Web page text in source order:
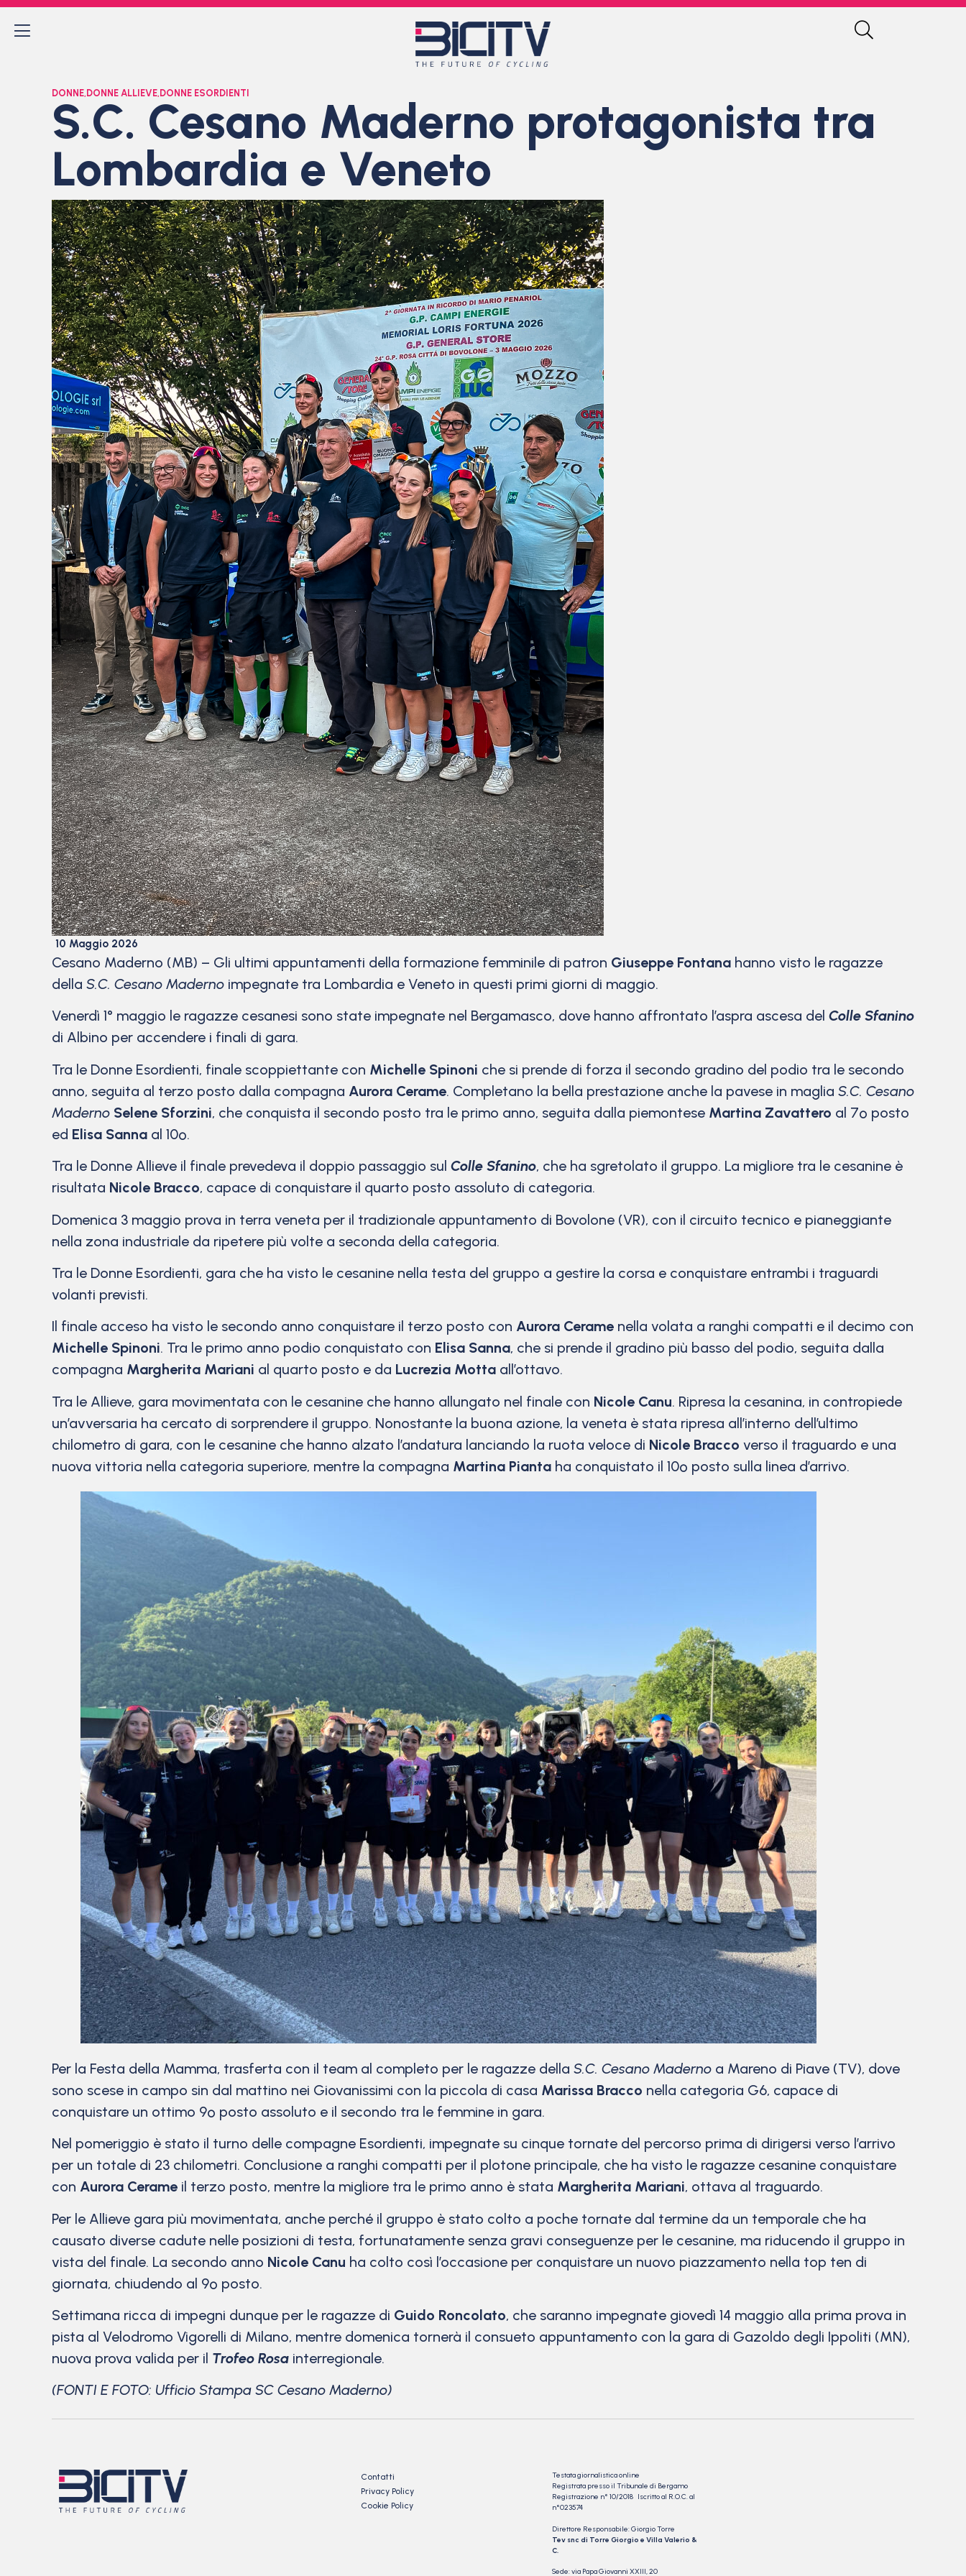
DONNE, DONNE ALLIEVE, DONNE ESORDIENTI
S.C. Cesano Maderno protagonista tra
Lombardia e Veneto
10 Maggio 2026
Cesano Maderno (MB) – Gli ultimi appuntamenti della formazione femminile di patron Giuseppe Fontana hanno visto le ragazze
della S.C. Cesano Maderno impegnate tra Lombardia e Veneto in questi primi giorni di maggio.
Venerdì 1° maggio le ragazze cesanesi sono state impegnate nel Bergamasco, dove hanno affrontato l’aspra ascesa del Colle Sfanino
di Albino per accendere i finali di gara.
Tra le Donne Esordienti, finale scoppiettante con Michelle Spinoni che si prende di forza il secondo gradino del podio tra le secondo
anno, seguita al terzo posto dalla compagna Aurora Cerame. Completano la bella prestazione anche la pavese in maglia S.C. Cesano
Maderno Selene Sforzini, che conquista il secondo posto tra le primo anno, seguita dalla piemontese Martina Zavattero al 7º posto
ed Elisa Sanna al 10º.
Tra le Donne Allieve il finale prevedeva il doppio passaggio sul Colle Sfanino, che ha sgretolato il gruppo. La migliore tra le cesanine è
risultata Nicole Bracco, capace di conquistare il quarto posto assoluto di categoria.
Domenica 3 maggio prova in terra veneta per il tradizionale appuntamento di Bovolone (VR), con il circuito tecnico e pianeggiante
nella zona industriale da ripetere più volte a seconda della categoria.
Tra le Donne Esordienti, gara che ha visto le cesanine nella testa del gruppo a gestire la corsa e conquistare entrambi i traguardi
volanti previsti.
Il finale acceso ha visto le secondo anno conquistare il terzo posto con Aurora Cerame nella volata a ranghi compatti e il decimo con
Michelle Spinoni. Tra le primo anno podio conquistato con Elisa Sanna, che si prende il gradino più basso del podio, seguita dalla
compagna Margherita Mariani al quarto posto e da Lucrezia Motta all’ottavo.
Tra le Allieve, gara movimentata con le cesanine che hanno allungato nel finale con Nicole Canu. Ripresa la cesanina, in contropiede
un’avversaria ha cercato di sorprendere il gruppo. Nonostante la buona azione, la veneta è stata ripresa all’interno dell’ultimo
chilometro di gara, con le cesanine che hanno alzato l’andatura lanciando la ruota veloce di Nicole Bracco verso il traguardo e una
nuova vittoria nella categoria superiore, mentre la compagna Martina Pianta ha conquistato il 10º posto sulla linea d’arrivo.
Per la Festa della Mamma, trasferta con il team al completo per le ragazze della S.C. Cesano Maderno a Mareno di Piave (TV), dove
sono scese in campo sin dal mattino nei Giovanissimi con la piccola di casa Marissa Bracco nella categoria G6, capace di
conquistare un ottimo 9º posto assoluto e il secondo tra le femmine in gara.
Nel pomeriggio è stato il turno delle compagne Esordienti, impegnate su cinque tornate del percorso prima di dirigersi verso l’arrivo
per un totale di 23 chilometri. Conclusione a ranghi compatti per il plotone principale, che ha visto le ragazze cesanine conquistare
con Aurora Cerame il terzo posto, mentre la migliore tra le primo anno è stata Margherita Mariani, ottava al traguardo.
Per le Allieve gara più movimentata, anche perché il gruppo è stato colto a poche tornate dal termine da un temporale che ha
causato diverse cadute nelle posizioni di testa, fortunatamente senza gravi conseguenze per le cesanine, ma riducendo il gruppo in
vista del finale. La secondo anno Nicole Canu ha colto così l’occasione per conquistare un nuovo piazzamento nella top ten di
giornata, chiudendo al 9º posto.
Settimana ricca di impegni dunque per le ragazze di Guido Roncolato, che saranno impegnate giovedì 14 maggio alla prima prova in
pista al Velodromo Vigorelli di Milano, mentre domenica tornerà il consueto appuntamento con la gara di Gazoldo degli Ippoliti (MN),
nuova prova valida per il Trofeo Rosa interregionale.
(FONTI E FOTO: Ufficio Stampa SC Cesano Maderno)
Contatti
Privacy Policy
Cookie Policy
Testata giornalistica online
Registrata presso il Tribunale di Bergamo
Registrazione n° 10/2018 Iscritto al R.O.C. al
n°023574
Direttore Responsabile: Giorgio Torre
Tev snc di Torre Giorgio e Villa Valerio &
C.
Sede: via Papa Giovanni XXIII, 20